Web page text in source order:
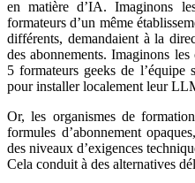
en matière d’IA. Imaginons
formateurs d’un même
différents, demandaient à la
des abonnements. Imaginons
5 formateurs geeks de
pour installer localement leur
Or, les organismes de
formules d’abonnement
des niveaux d’exigences
Cela conduit à des alternatives